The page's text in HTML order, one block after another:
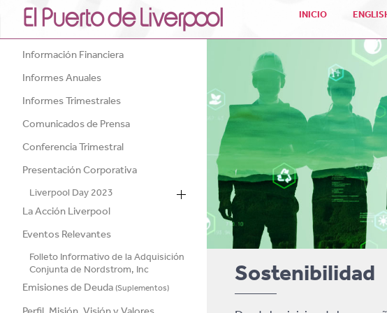
INICIO
Información Financiera
Informes Anuales
Informes Trimestrales
Comunicados de Prensa
Conferencia Trimestral
Presentación Corporativa
Liverpool Day 2023
La Acción Liverpool
Eventos Relevantes
Folleto Informativo de la Adquisición
Conjunta de Nordstrom, Inc
Emisiones de Deuda(Suplementos) Sostenibilidad